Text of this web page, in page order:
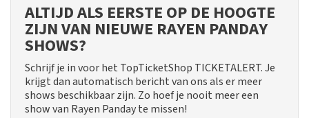
ALTIJD ALS EERSTE OP DE HOOGTE
ZIJN VAN NIEUWE RAYEN PANDAY
SHOWS?
Schrijf je in voor het TopTicketShop TICKETALERT. Je
krijgt dan automatisch bericht van ons als er meer
shows beschikbaar zijn. Zo hoef je nooit meer een
show van Rayen Panday te missen!